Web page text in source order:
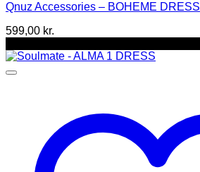
varianter.
kan
på
varesiden
Qnuz Accessories – BOHEME DRESS
599,00 kr.